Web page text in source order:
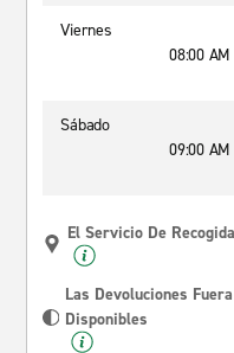
Viernes
08:00
Sábado
09:00
El Servicio De
Las Devoluciones
Disponibles